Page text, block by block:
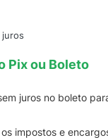
juros
Pix ou Boleto
juros no boleto
impostos e